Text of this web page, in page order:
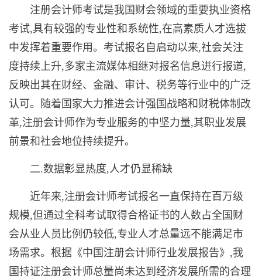
注册会计师考试是我国财会领域的重要执业资格
考试,具有较强的专业性和系统性,在高素质人才选拔
中发挥着重要作用。考试报名自启动以来,社会关注
度持续上升,多家主流媒体相继对报名信息进行报道,
反映出其在财经、金融、审计、税务等行业中的广泛
认可。随着国家大力推进会计强国战略和财税体制改
革,注册会计师作为专业服务的中坚力量,其职业发展
前景和社会地位持续提升。
二.数据彰显热度,人才仍显稀缺
近年来,注册会计师考试报名一直保持在百万级
规模,但通过全科考试取得合格证书的人数占全国财
会从业人员比例仍较低,专业人才总量远不能满足市
场需求。根据《中国注册会计师行业发展报告》,我
国持证注册会计师总量尚未达到经济发展所需的合理